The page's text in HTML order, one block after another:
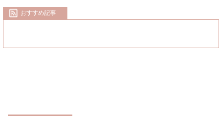
おすすめ記事